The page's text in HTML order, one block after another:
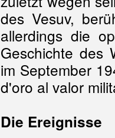
des Vesuv,
allerdings die
Geschichte des
im September
d'oro al valor
Die Ereignisse